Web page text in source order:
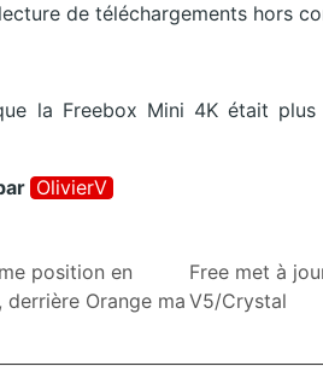
de téléchargements hors
la Freebox Mini 4K était
OlivierV
position en
Orange ma
Free met à
V5/Crystal